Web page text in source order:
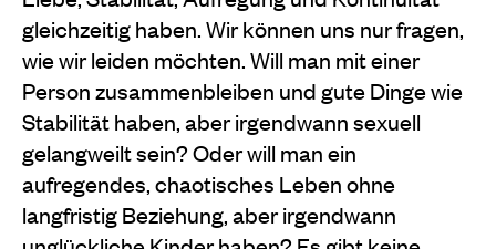
gleichzeitig haben. Wir können uns nur fragen,
wie wir leiden möchten. Will man mit einer
Person zusammenbleiben und gute Dinge wie
Stabilität haben, aber irgendwann sexuell
gelangweilt sein? Oder will man ein
aufregendes, chaotisches Leben ohne
langfristig Beziehung, aber irgendwann